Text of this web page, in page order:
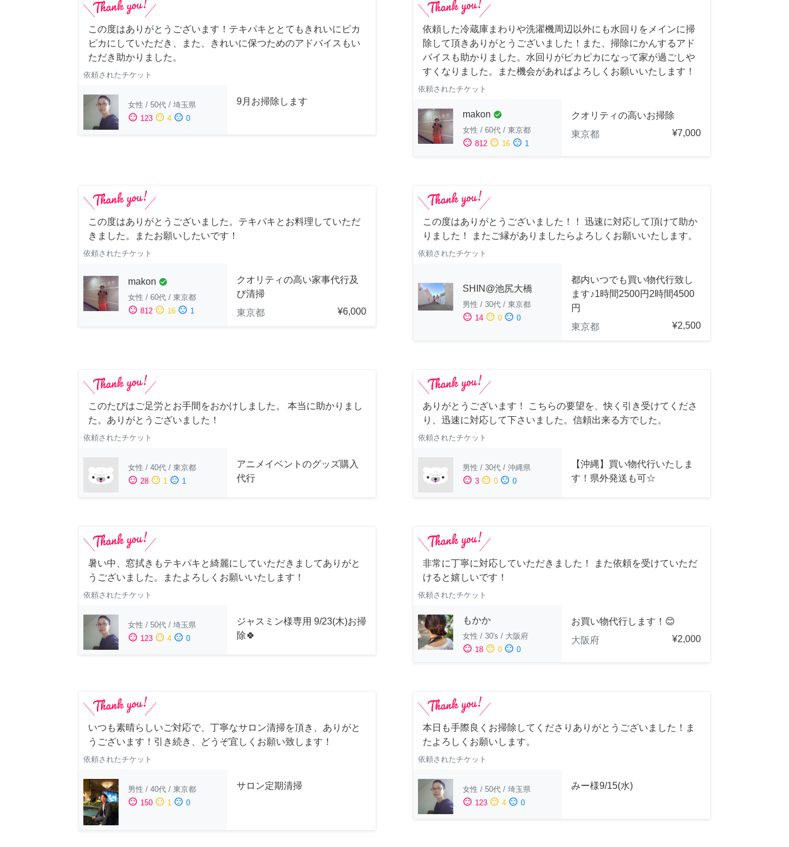
この度はありがとうございます！テキパキととてもきれいにピカ
ピカにしていただき、また、きれいに保つためのアドバイスもい
ただき助かりました。
依頼されたチケット
女性 / 50代 / 埼玉県
sentiment_satisfied 123 sentiment_neutral 4 sentiment_dissatisfied 0
9月お掃除します
依頼した冷蔵庫まわりや洗濯機周辺以外にも水回りをメインに掃
除して頂きありがとうございました！また、掃除にかんするアド
バイスも助かりました。水回りがピカピカになって家が過ごしや
すくなりました。また機会があればよろしくお願いいたします！
依頼されたチケット
makon check_circle
女性 / 60代 / 東京都
sentiment_satisfied 812 sentiment_neutral 16 sentiment_dissatisfied 1
クオリティの高いお掃除
東京都
¥7,000
この度はありがとうございました。テキパキとお料理していただ
きました。またお願いしたいです！
依頼されたチケット
makon check_circle
女性 / 60代 / 東京都
sentiment_satisfied 812 sentiment_neutral 16 sentiment_dissatisfied 1
クオリティの高い家事代行及
び清掃
東京都
¥6,000
この度はありがとうございました！！ 迅速に対応して頂けて助か
りました！ またご縁がありましたらよろしくお願いいたします。
依頼されたチケット
SHIN@池尻大橋
男性 / 30代 / 東京都
sentiment_satisfied 14 sentiment_neutral 0 sentiment_dissatisfied 0
都内いつでも買い物代行致し
ます♪1時間2500円2時間4500
円
東京都
¥2,500
このたびはご足労とお手間をおかけしました。 本当に助かりまし
た。ありがとうございました！
依頼されたチケット
女性 / 40代 / 東京都
sentiment_satisfied 28 sentiment_neutral 1 sentiment_dissatisfied 1
アニメイベントのグッズ購入
代行
ありがとうございます！ こちらの要望を、快く引き受けてくださ
り、迅速に対応して下さいました。信頼出来る方でした。
依頼されたチケット
男性 / 30代 / 沖縄県
sentiment_satisfied 3 sentiment_neutral 0 sentiment_dissatisfied 0
【沖縄】買い物代行いたしま
す！県外発送も可☆
暑い中、窓拭きもテキパキと綺麗にしていただきましてありがと
うございました。またよろしくお願いいたします！
依頼されたチケット
女性 / 50代 / 埼玉県
sentiment_satisfied 123 sentiment_neutral 4 sentiment_dissatisfied 0
ジャスミン様専用 9/23(木)お掃
除🍀
非常に丁寧に対応していただきました！ また依頼を受けていただ
けると嬉しいです！
依頼されたチケット
もかか
女性 / 30's / 大阪府
sentiment_satisfied 18 sentiment_neutral 0 sentiment_dissatisfied 0
お買い物代行します！😊
大阪府
¥2,000
いつも素晴らしいご対応で、丁寧なサロン清掃を頂き、ありがと
うございます！引き続き、どうぞ宜しくお願い致します！
依頼されたチケット
男性 / 40代 / 東京都
sentiment_satisfied 150 sentiment_neutral 1 sentiment_dissatisfied 0
サロン定期清掃
本日も手際良くお掃除してくださりありがとうございました！ま
たよろしくお願いします。
依頼されたチケット
女性 / 50代 / 埼玉県
sentiment_satisfied 123 sentiment_neutral 4 sentiment_dissatisfied 0
みー様9/15(水)